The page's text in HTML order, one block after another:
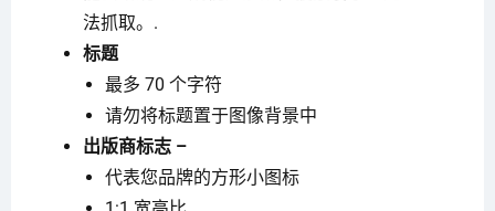
法抓取。.
标题
最多 70 个字符
请勿将标题置于图像背景中
出版商标志 –
代表您品牌的方形小图标